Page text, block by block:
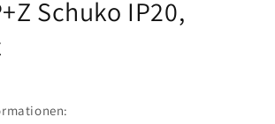
Schuko IP20,